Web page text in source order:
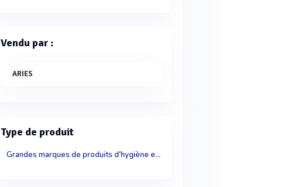
Vendu par :
ARIES
Type de produit
Grandes marques de produits d'hygiène et de soins